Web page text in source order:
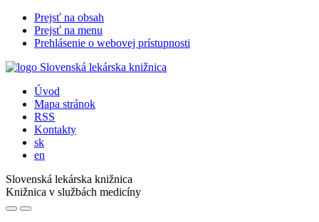
Prejsť na obsah
Prejsť na menu
Prehlásenie o webovej prístupnosti
Úvod
Mapa stránok
RSS
Kontakty
sk
en
Slovenská lekárska knižnica
Knižnica v službách medicíny